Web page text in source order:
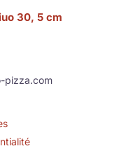
30, 5 cm
pizza.com